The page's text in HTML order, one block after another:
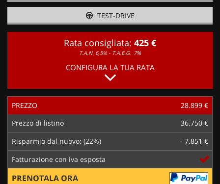
TEST-DRIVE
Rata consigliata: 425 €
T.A.N. 6,5% - T.A.E.G. 7%
CONFIGURA LA TUA RATA
PREZZO
28.899 €
Prezzo di listino
36.750 €
Risparmio dal nuovo: (22%)
- 7.851 €
Fatturazione con iva esposta
PRENOTALA ORA